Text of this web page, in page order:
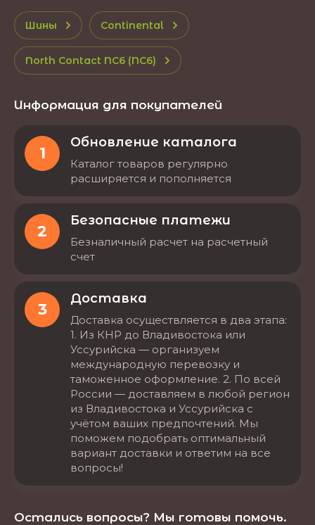
Шины Continental
North Contact NC6 (NC6)
Информация для покупателей
1
Обновление каталога
Каталог товаров регулярно
расширяется и пополняется
2
Безопасные платежи
Безналичный расчет на расчетный
счет
3
Доставка
Доставка осуществляется в два этапа:
1. Из КНР до Владивостока или
Уссурийска — организуем
международную перевозку и
таможенное оформление. 2. По всей
России — доставляем в любой регион
из Владивостока и Уссурийска с
учётом ваших предпочтений. Мы
поможем подобрать оптимальный
вариант доставки и ответим на все
вопросы!
Остались вопросы? Мы готовы помочь.